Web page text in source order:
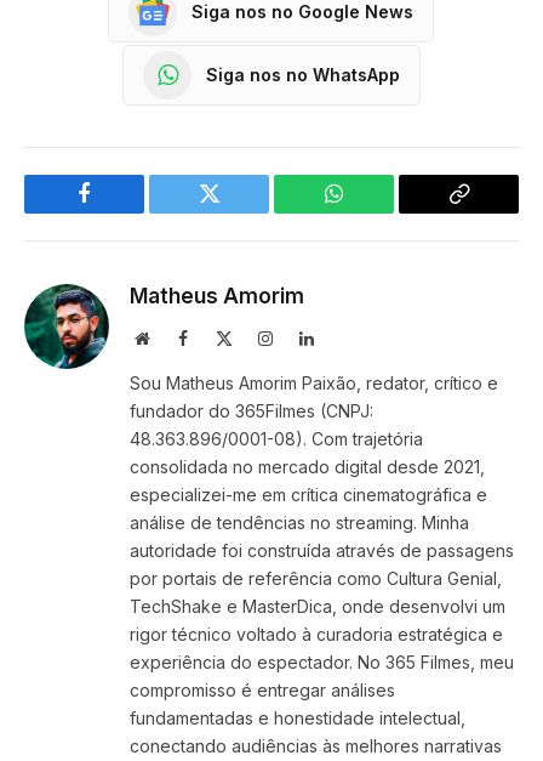
Siga nos no Google News
Siga nos no WhatsApp
Facebook Twitter WhatsApp
Copy
Matheus Amorim
WebsiteFacebook InstagramLinkedIn
Sou Matheus Amorim Paixão, redator, crítico e
fundador do 365Filmes (CNPJ:
48.363.896/0001-08). Com trajetória
consolidada no mercado digital desde 2021,
especializei-me em crítica cinematográfica e
análise de tendências no streaming. Minha
autoridade foi construída através de passagens
por portais de referência como Cultura Genial,
TechShake e MasterDica, onde desenvolvi um
rigor técnico voltado à curadoria estratégica e
experiência do espectador. No 365 Filmes, meu
compromisso é entregar análises
fundamentadas e honestidade intelectual,
conectando audiências às melhores narrativas